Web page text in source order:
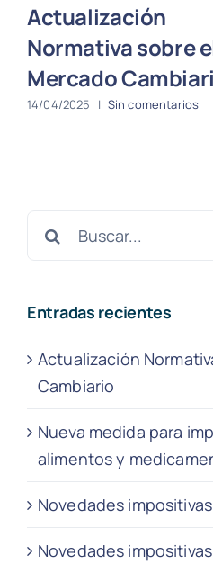
Actualización
Normativa sobre
Mercado
14/04/2025 | Sin comentarios
Entradas recientes
Actualización
Cambiario
Nueva medida para
alimentos y
Novedades
Novedades